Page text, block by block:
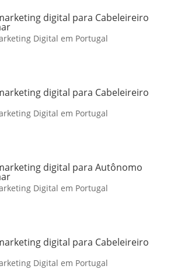
digital para Cabeleireiro
Digital em Portugal
digital para Cabeleireiro
Digital em Portugal
digital para Autônomo
Digital em Portugal
digital para Cabeleireiro
Digital em Portugal